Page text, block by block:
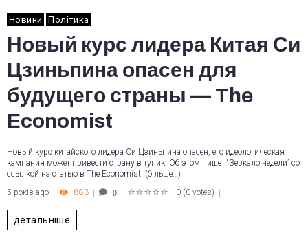
Новини Політика
Новый курс лидера Китая Си
Цзиньпина опасен для
будущего страны — The
Economist
Новый курс китайского лидера Си Цзиньпина опасен, его идеологическая
кампания может привести страну в тупик. Об этом пишет “Зеркало недели” со
ссылкой на статью в The Economist. (більше…)
5 років ago
883 0 0 (0 votes)
детальніше